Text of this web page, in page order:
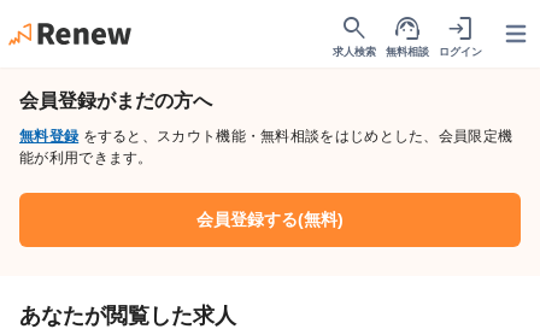
search
求人検索
support_agent
無料相談
login
ログイン
会員登録がまだの方へ
無料登録をすると、スカウト機能・無料相談をはじめとした、会員限定機
能が利用できます。
会員登録する(無料)
あなたが閲覧した求人